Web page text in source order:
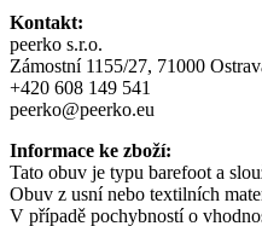
Kontakt:
peerko s.r.o.
Zámostní 1155/27, 71000
+420 608 149 541
peerko@peerko.eu
Informace ke zboží:
Tato obuv je typu barefoot a
Obuv z usní nebo textilních
V případě pochybností o